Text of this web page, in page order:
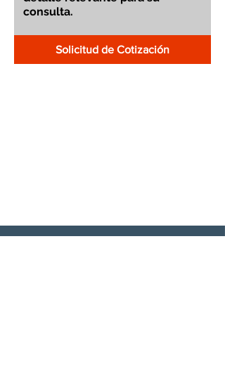
Solicitud de Cotización